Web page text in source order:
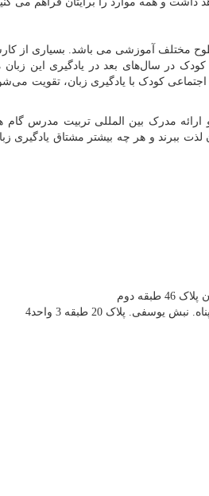
مختلف آموزشی می باشد. بسیاری از
در سال‌های بعد در یادگیری این زبان
کودک با یادگیری زبان، تقویت
ارائه مدرک بین المللی تربیت مدرس گام
ببرند و هر چه بیشتر مشتاق یادگیری